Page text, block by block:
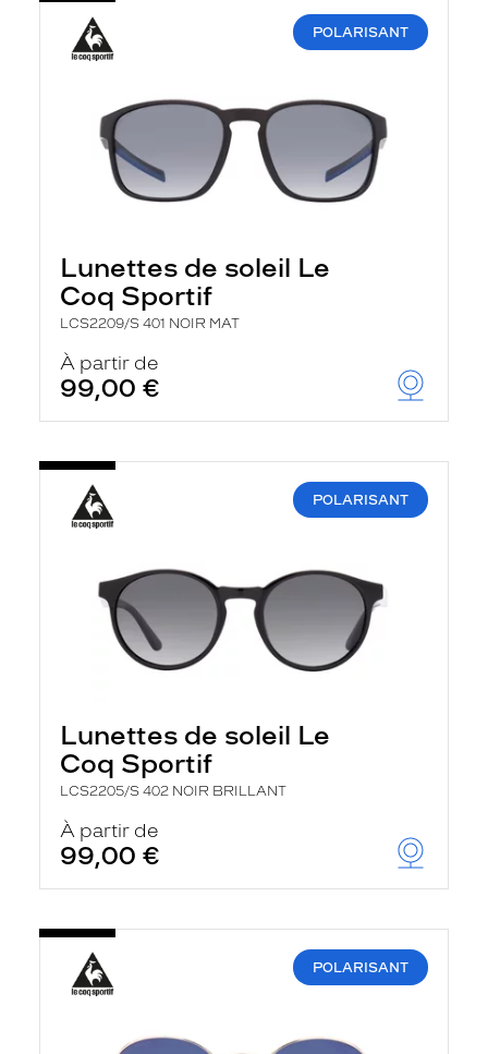
POLARISANT
Lunettes de soleil Le
Coq Sportif
LCS2209/S 401 NOIR MAT
À partir de
99,00 €
POLARISANT
Lunettes de soleil Le
Coq Sportif
LCS2205/S 402 NOIR BRILLANT
À partir de
99,00 €
POLARISANT